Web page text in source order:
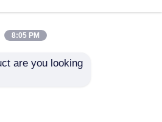
8:05 PM
are you looking